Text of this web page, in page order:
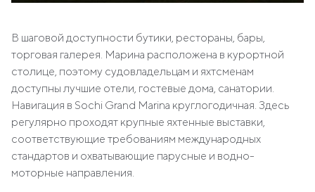
В шаговой доступности бутики, рестораны, бары,
торговая галерея. Марина расположена в курортной
столице, поэтому судовладельцам и яхтсменам
доступны лучшие отели, гостевые дома, санатории.
Навигация в Sochi Grand Marina круглогодичная. Здесь
регулярно проходят крупные яхтенные выставки,
соответствующие требованиям международных
стандартов и охватывающие парусные и водно-
моторные направления.